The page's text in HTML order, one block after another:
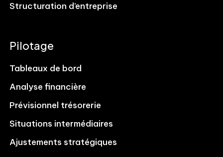
Structuration d’entreprise
Pilotage
Tableaux de bord
Analyse financière
Prévisionnel trésorerie
Situations intermédiaires
Ajustements stratégiques